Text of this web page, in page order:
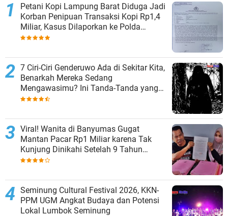
Petani Kopi Lampung Barat Diduga Jadi
Korban Penipuan Transaksi Kopi Rp1,4
Miliar, Kasus Dilaporkan ke Polda
Lampung
7 Ciri-Ciri Genderuwo Ada di Sekitar Kita,
Benarkah Mereka Sedang
Mengawasimu? Ini Tanda-Tanda yang
Sering Diabaikan
Viral! Wanita di Banyumas Gugat
Mantan Pacar Rp1 Miliar karena Tak
Kunjung Dinikahi Setelah 9 Tahun
Berpacaran
Seminung Cultural Festival 2026, KKN-
PPM UGM Angkat Budaya dan Potensi
Lokal Lumbok Seminung